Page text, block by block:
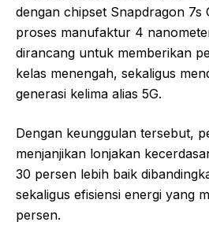
dengan chipset Snapdragon 7s
proses manufaktur 4
dirancang untuk memberikan
kelas menengah, sekaligus
generasi kelima alias 5G.
Dengan keunggulan tersebut,
menjanjikan lonjakan
30 persen lebih baik
sekaligus efisiensi energi yang
persen.